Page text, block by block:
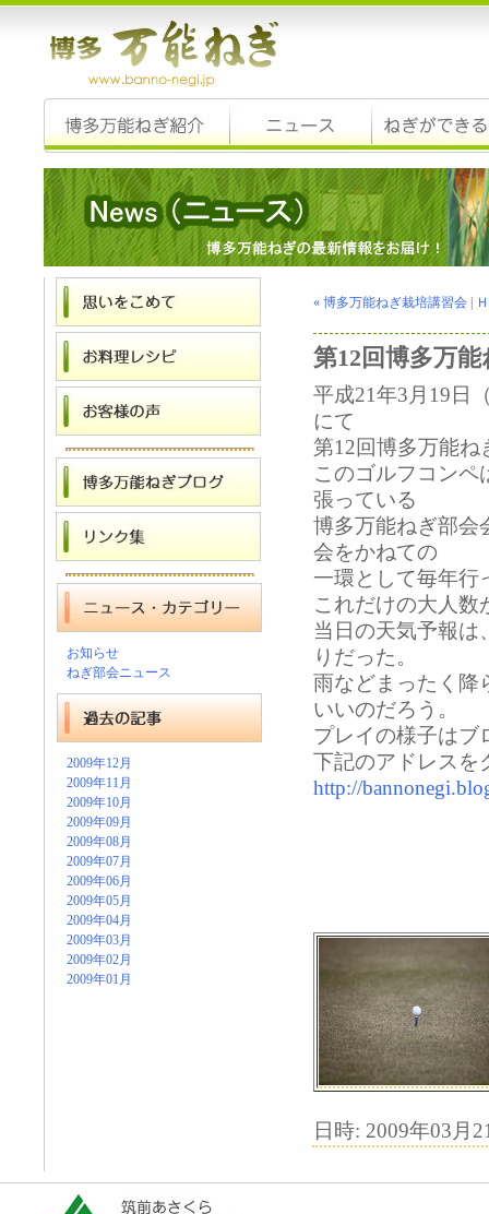
お知らせ
ねぎ部会ニュース
2009年12月
2009年11月
2009年10月
2009年09月
2009年08月
2009年07月
2009年06月
2009年05月
2009年04月
2009年03月
2009年02月
2009年01月
« 博多万能ねぎ栽培講習会
第12回博多万
平成21年3月19日
にて
第12回博多万能
このゴルフコンペ
張っている
博多万能ねぎ部会
会をかねての
一環として毎年行
これだけの大人数
当日の天気予報は
りだった。
雨などまったく降
いいのだろう。
プレイの様子はブ
下記のアドレスを
http://
日時: 2009年03月